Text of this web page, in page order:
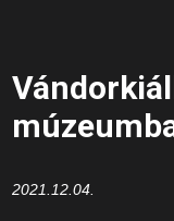
2021.12.04.